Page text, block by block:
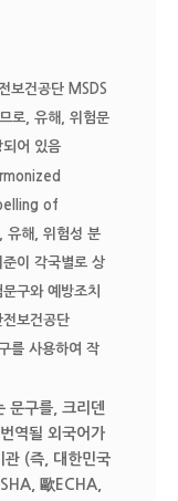
보건공단 MSDS
로, 유해, 위험문
어 있음
of
유해, 위험성 분
이 각국별로 상
구와 예방조치
보건공단
를 사용하여 작
문구를, 크리덴
역될 외국어가
관 (즉, 대한민국
歐ECHA,